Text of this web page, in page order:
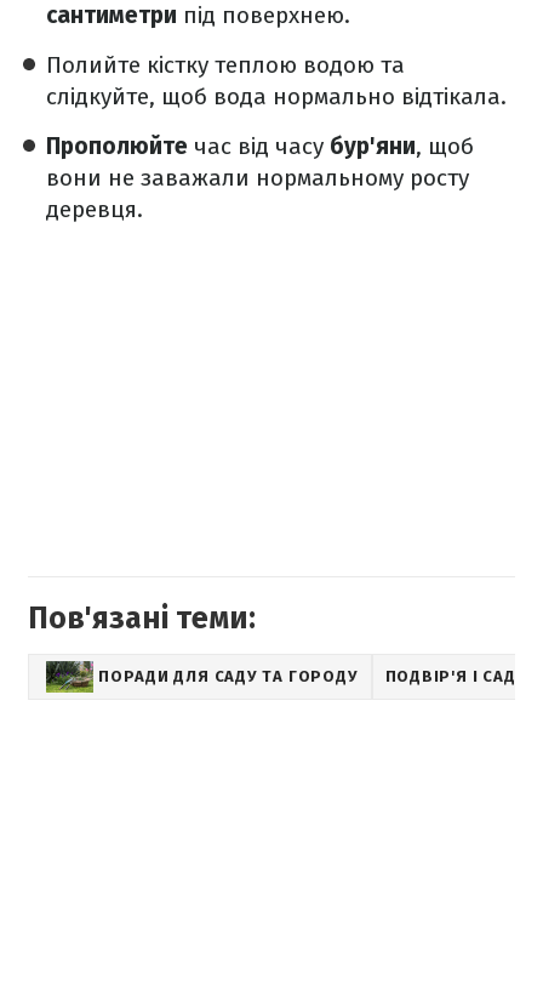
сантиметри під поверхнею.
Полийте кістку теплою водою та
слідкуйте, щоб вода нормально відтікала.
Прополюйте час від часу бур'яни, щоб
вони не заважали нормальному росту
деревця.
Пов'язані теми:
ПОРАДИ ДЛЯ САДУ ТА ГОРОДУ ПОДВІР'Я І САД